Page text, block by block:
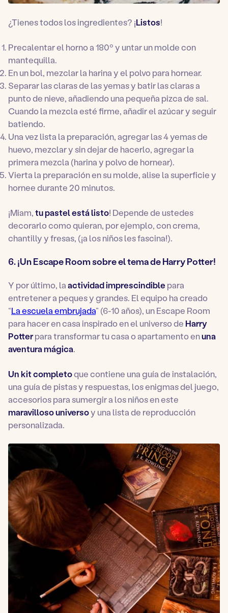
¿Tienes todos los ingredientes? ¡Listos!
Precalentar el horno a 180º y untar un molde con
mantequilla.
En un bol, mezclar la harina y el polvo para hornear.
Separar las claras de las yemas y batir las claras a
punto de nieve, añadiendo una pequeña pizca de sal.
Cuando la mezcla esté firme, añadir el azúcar y seguir
batiendo.
Una vez lista la preparación, agregar las 4 yemas de
huevo, mezclar y sin dejar de hacerlo, agregar la
primera mezcla (harina y polvo de hornear).
Vierta la preparación en su molde, alise la superficie y
hornee durante 20 minutos.
¡Miam,tu pastel está listo! Depende de ustedes
decorarlo como quieran, por ejemplo, con crema,
chantilly y fresas, (¡a los niños les fascina!).
6. ¡Un Escape Room sobre el tema de Harry Potter!
Y por último, laactividad imprescindible para
entretener a peques y grandes. El equipo ha creado
“La escuela embrujada” (6-10 años), un Escape Room
para hacer en casa inspirado en el universo de Harry
Potterpara transformar tu casa o apartamento enuna
aventura mágica.
Un kit completoque contiene una guía de instalación,
una guía de pistas y respuestas, los enigmas del juego,
accesorios para sumergir a los niños en este
maravilloso universoy una lista de reproducción
personalizada.